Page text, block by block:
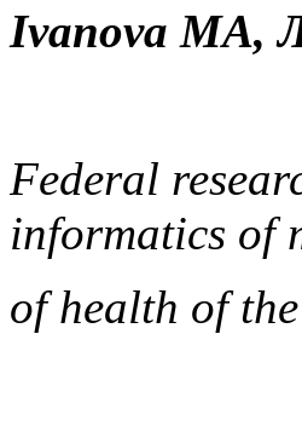
Ivanova MA,
Federal
informatics of
of health of